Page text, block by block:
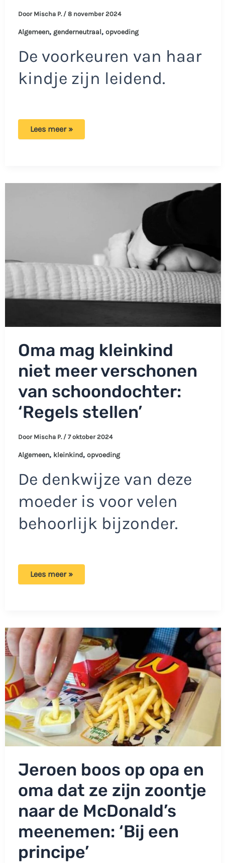
Door Mischa P. / 8 november 2024
Algemeen, genderneutraal, opvoeding
De voorkeuren van haar
kindje zijn leidend.
Lena
een
Lees meer »
Oma mag kleinkind
niet meer verschonen
van schoondochter:
‘Regels stellen’
Door Mischa P. / 7 oktober 2024
Algemeen, kleinkind, opvoeding
De denkwijze van deze
moeder is voor velen
behoorlijk bijzonder.
Oma
schoondochter:
‘Regels
stellen’
Lees meer »
Jeroen boos op opa en
oma dat ze zijn zoontje
naar de McDonald’s
meenemen: ‘Bij een
principe’